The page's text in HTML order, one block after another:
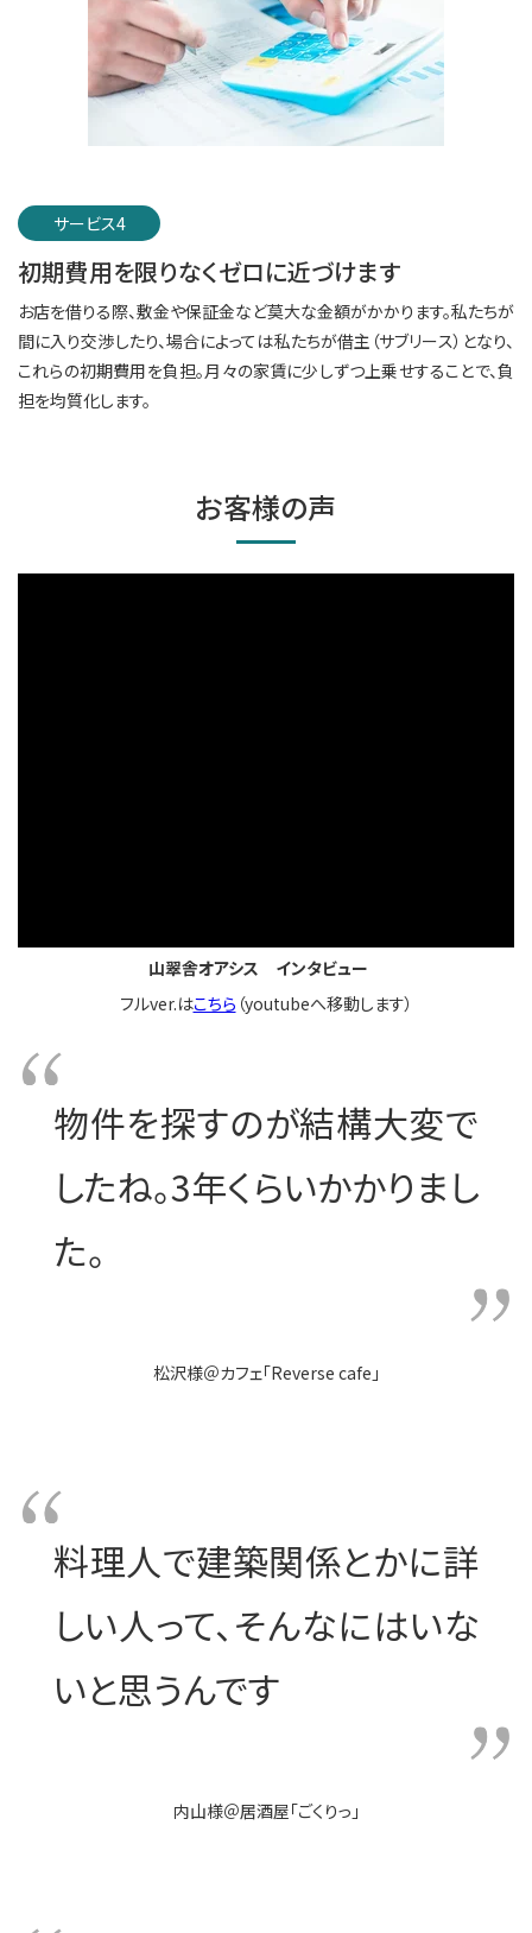
サービス4
初期費用を限りなくゼロに近づけます
お店を借りる際、敷金や保証金など莫大な金額がかかります。私たちが
間に入り交渉したり、場合によっては私たちが借主（サブリース）となり、
これらの初期費用を負担。月々の家賃に少しずつ上乗せすることで、負
担を均質化します。
お客様の声
山翠舎オアシス インタビュー
フルver.はこちら （youtubeへ移動します）
物件を探すのが結構大変で
したね。3年くらいかかりまし
た。
松沢様＠カフェ「Reverse cafe」
料理人で建築関係とかに詳
しい人って、そんなにはいな
いと思うんです
内山様＠居酒屋「ごくりっ」